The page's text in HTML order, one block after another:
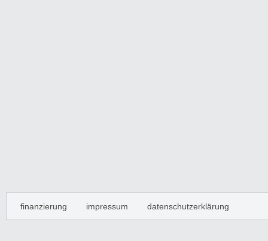
finanzierung impressum datenschutzerklärung